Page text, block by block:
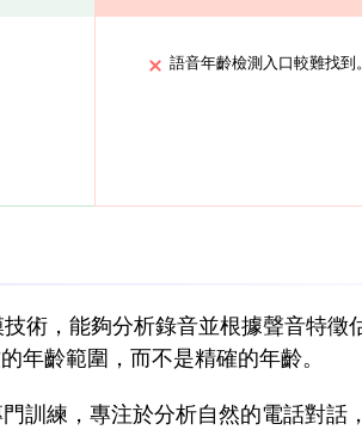
語音年齡檢測入口較難找到
術，能夠分析錄音並根據聲音特徵
年齡範圍，而不是精確的年齡。
訓練，專注於分析自然的電話對話